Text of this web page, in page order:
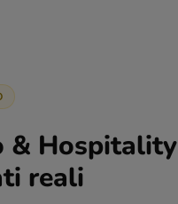
& Hospitality
reali